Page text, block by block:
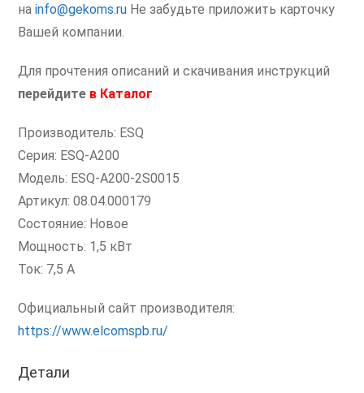
наinfo@gekoms.ru Не забудьте приложить карточку
Вашей компании.
Для прочтения описаний и скачивания инструкций
перейдите в Каталог
Производитель: ESQ
Серия: ESQ-A200
Модель: ESQ-A200-2S0015
Артикул: 08.04.000179
Состояние: Новое
Мощность: 1,5 кВт
Ток: 7,5 А
Официальный сайт производителя:
https://www.elcomspb.ru/
Детали